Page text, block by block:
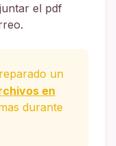
el pdf
un
en
durante